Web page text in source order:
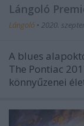
Lángoló
Lángoló • 2020.
A blues
The Pontiac
könnyűzenei